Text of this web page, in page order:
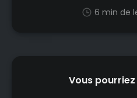
6 min de
Vous